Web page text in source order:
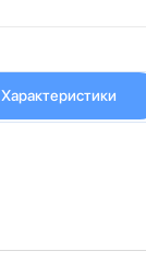
Характеристики